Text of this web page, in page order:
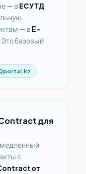
— вЕСУТД
— в E-
. Это базовый
для
с
от